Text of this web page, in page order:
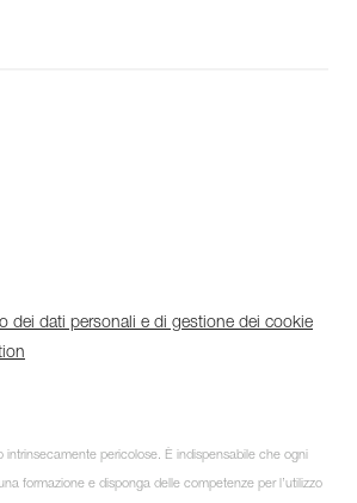
dei dati personali e di gestione dei cookie
intrinsecamente pericolose. È indispensabile che ogni
formazione e disponga delle competenze per l’utilizzo